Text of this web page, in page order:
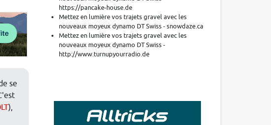
se
),
https://pancake-house.de
Mettez en lumière vos trajets gravel avec les
nouveaux moyeux dynamo DT Swiss - snowdaze.ca
Mettez en lumière vos trajets gravel avec les
nouveaux moyeux dynamo DT Swiss -
http://www.turnupyourradio.de